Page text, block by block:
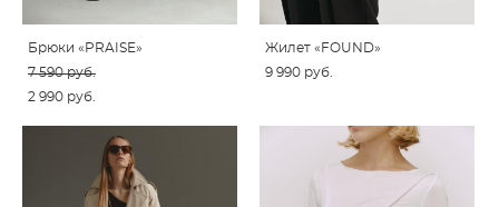
Брюки «PRAISE»
7 590 pуб.
2 990 pуб.
Жилет «FOUND»
9 990 pуб.